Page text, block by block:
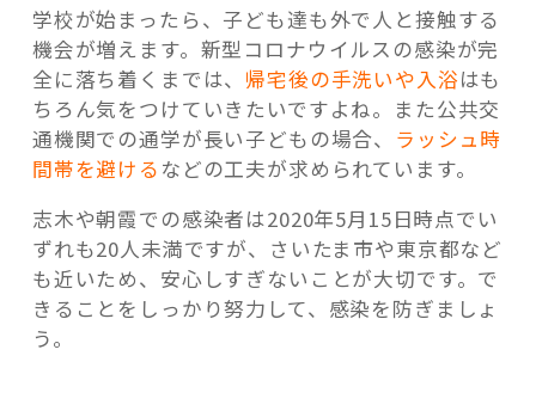
学校が始まったら、子ども達も外で人と接触する
機会が増えます。新型コロナウイルスの感染が完
全に落ち着くまでは、 帰宅後の手洗いや入浴はも
ちろん気をつけていきたいですよね。また公共交
通機関での通学が長い子どもの場合、 ラッシュ時
間帯を避ける などの工夫が求められています。
志木や朝霞での感染者は2020年5月15日時点でい
ずれも20人未満ですが、さいたま市や東京都など
も近いため、安心しすぎないことが大切です。で
きることをしっかり努力して、感染を防ぎましょ
う。